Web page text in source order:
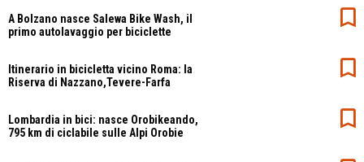
A Bolzano nasce Salewa Bike Wash, il
primo autolavaggio per biciclette
Itinerario in bicicletta vicino Roma: la
Riserva di Nazzano,Tevere-Farfa
Lombardia in bici: nasce Orobikeando,
795 km di ciclabile sulle Alpi Orobie